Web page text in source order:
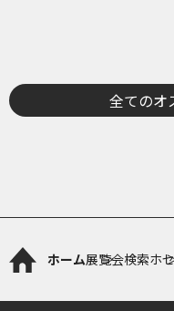
全てのオ
ホーム展覧会検索ホ